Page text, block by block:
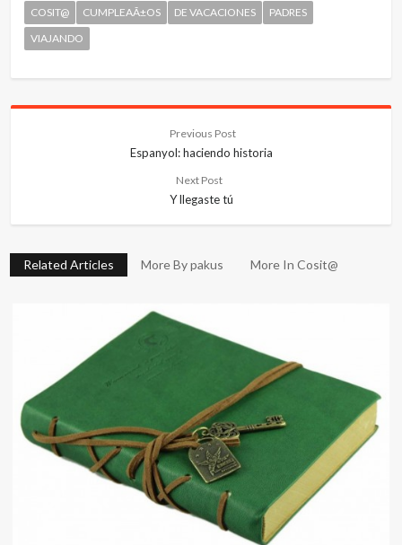
COSIT@ CUMPLEAÃ±OS DE VACACIONES
PADRES
VIAJANDO
Previous Post
Espanyol: haciendo historia
Next Post
Y llegaste tú
Related Articles More By pakus More In Cosit@